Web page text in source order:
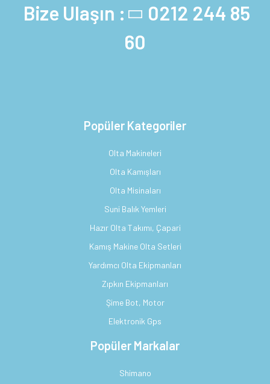
Bize Ulaşın : 0212 244 85
60
Popüler Kategoriler
Olta Makineleri
Olta Kamışları
Olta Misinaları
Suni Balık Yemleri
Hazır Olta Takımı, Çapari
Kamış Makine Olta Setleri
Yardımcı Olta Ekipmanları
Zıpkın Ekipmanları
Şime Bot, Motor
Elektronik Gps
Popüler Markalar
Shimano